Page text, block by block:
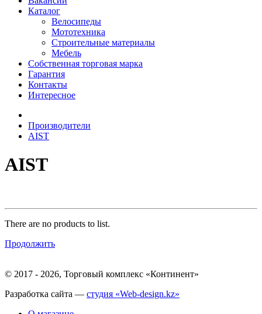
Каталог
Велосипеды
Мототехника
Строительные материалы
Мебель
Собственная торговая марка
Гарантия
Контакты
Интересное
Производители
AIST
AIST
There are no products to list.
Продолжить
© 2017 - 2026, Торговый комплекс «Континент»
Разработка сайта — студия «Web-design.kz»